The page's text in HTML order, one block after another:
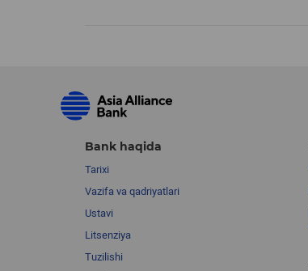
Bank haqida
Tarixi
Vazifa va qadriyatlari
Ustavi
Litsenziya
Tuzilishi